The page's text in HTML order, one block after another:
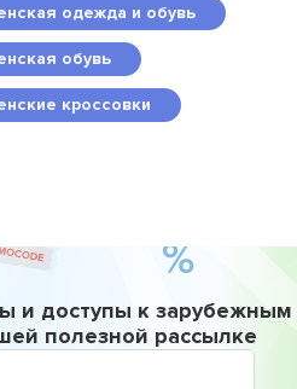
одежда и обувь
обувь
кроссовки
и доступы к зарубежным
полезной рассылке